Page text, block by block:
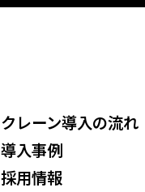
クレーン導入の流れ
導入事例
採用情報